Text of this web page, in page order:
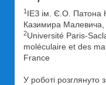
1 ІЕЗ ім. Є.О. Патона
Казимира
2Université Paris-
moléculaire et des
France
У роботі розглянуто